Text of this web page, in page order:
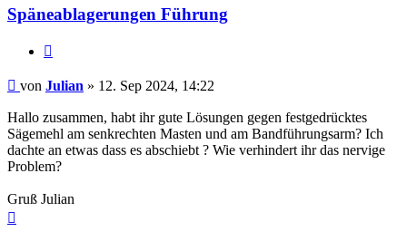
Späneablagerungen Führung
Beitrag
von Julian » 12. Sep 2024, 14:22
Hallo zusammen, habt ihr gute Lösungen gegen festgedrücktes
Sägemehl am senkrechten Masten und am Bandführungsarm? Ich
dachte an etwas dass es abschiebt ? Wie verhindert ihr das nervige
Problem?
Gruß Julian